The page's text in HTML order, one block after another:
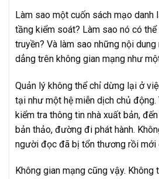
Làm sao một cuốn sách mạo danh
tầng kiểm soát? Làm sao nó có
truyền? Và làm sao những nội
dẳng trên không gian mạng như
Quản lý không thể chỉ dừng lại ở
tại như một hệ miễn dịch chủ
kiểm tra thông tin nhà xuất bản,
bản thảo, đường đi phát hành.
người đọc đã bị tổn thương rồi mới
Không gian mạng cũng vậy. Không